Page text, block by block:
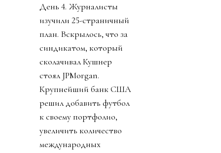
День 4. Журналисты
изучили 25-страничный
план. Вскрылось, что за
синдикатом, который
сколачивал Кушнер
стоял JPMorgan.
Крупнейший банк США
решил добавить футбол
к своему портфолио,
увеличить количество
международных